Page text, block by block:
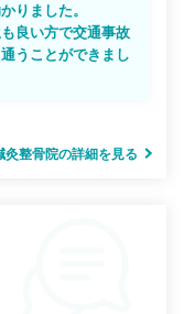
りました。
良い方で交通事故
うことができまし
灸整骨院の詳細を見る